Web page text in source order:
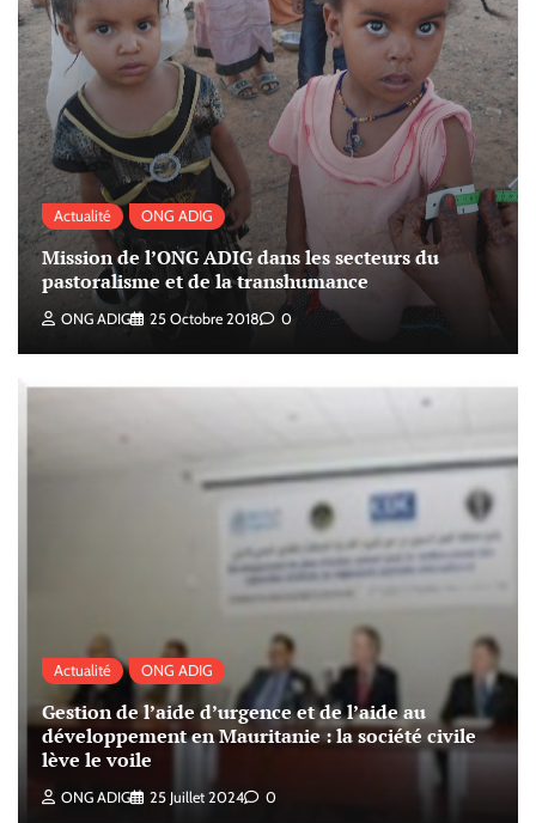
Actualité ONG ADIG
Mission de l’ONG ADIG dans les secteurs du
pastoralisme et de la transhumance
ONG ADIG 25 Octobre 2018 0
Actualité ONG ADIG
Gestion de l’aide d’urgence et de l’aide au
développement en Mauritanie : la société civile
lève le voile
ONG ADIG 25 Juillet 2024 0